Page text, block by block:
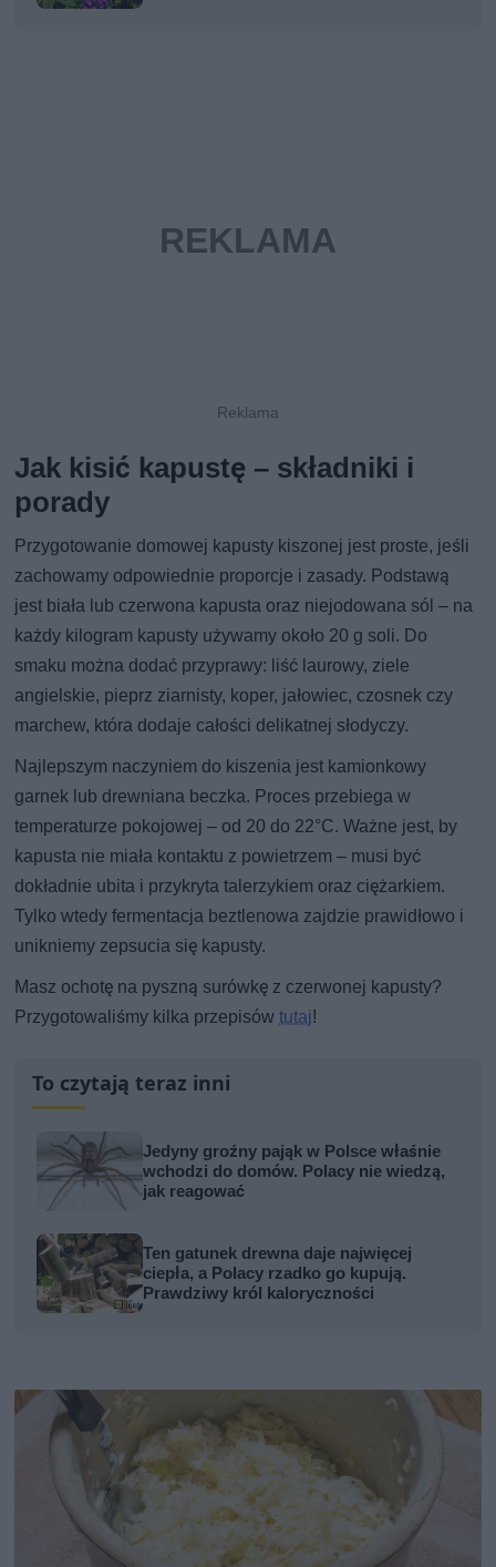
Jak kisić kapustę – składniki i
porady
Przygotowanie domowej kapusty kiszonej jest proste, jeśli
zachowamy odpowiednie proporcje i zasady. Podstawą
jest biała lub czerwona kapusta oraz niejodowana sól – na
każdy kilogram kapusty używamy około 20 g soli. Do
smaku można dodać przyprawy: liść laurowy, ziele
angielskie, pieprz ziarnisty, koper, jałowiec, czosnek czy
marchew, która dodaje całości delikatnej słodyczy.
Najlepszym naczyniem do kiszenia jest kamionkowy
garnek lub drewniana beczka. Proces przebiega w
temperaturze pokojowej – od 20 do 22°C. Ważne jest, by
kapusta nie miała kontaktu z powietrzem – musi być
dokładnie ubita i przykryta talerzykiem oraz ciężarkiem.
Tylko wtedy fermentacja beztlenowa zajdzie prawidłowo i
unikniemy zepsucia się kapusty.
Masz ochotę na pyszną surówkę z czerwonej kapusty?
Przygotowaliśmy kilka przepisówtutaj!
To czytają teraz inni
Jedyny groźny pająk w Polsce właśnie
wchodzi do domów. Polacy nie wiedzą,
jak reagować
Ten gatunek drewna daje najwięcej
ciepła, a Polacy rzadko go kupują.
Prawdziwy król kaloryczności